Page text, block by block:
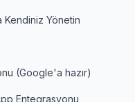
Yönetin
(Google'a hazır)
Entegrasyonu